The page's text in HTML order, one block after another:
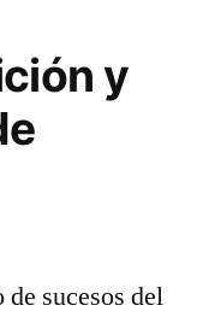
y
de sucesos del